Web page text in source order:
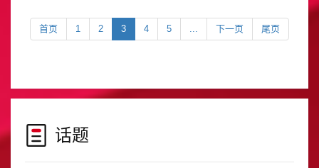
首页 1 2 3 4 5 ... 下一页 尾页
话题